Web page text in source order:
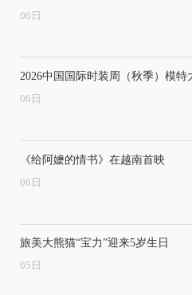
06 日
2026中国国际时装周（秋季）模特
06 日
《给阿嬷的情书》在越南首映
06 日
旅美大熊猫“宝力”迎来5岁生日
05 日